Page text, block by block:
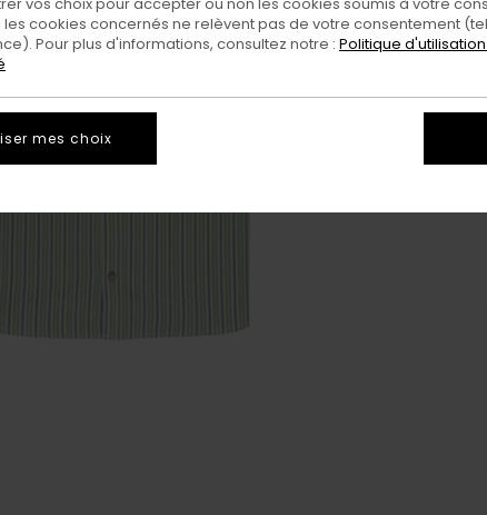
cookies concernés ne relèvent pas de votre consentement
Pour plus d'informations, consultez notre : Politique
mes choix